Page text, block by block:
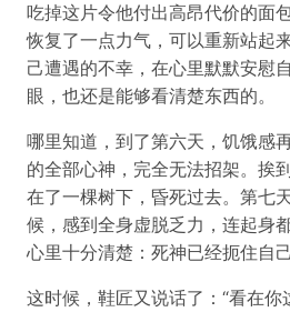
吃掉这片令他付出高昂代价的面
恢复了一点力气，可以重新站起
己遭遇的不幸，在心里默默安慰
眼，也还是能够看清楚东西的。
哪里知道，到了第六天，饥饿感
的全部心神，完全无法招架。挨
在了一棵树下，昏死过去。第七
候，感到全身虚脱乏力，连起身
心里十分清楚：死神已经扼住自
这时候，鞋匠又说话了：“看在